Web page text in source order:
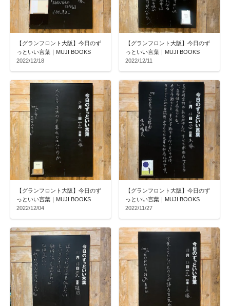
【グランフロント大阪】今日のず
っといい言葉｜MUJI BOOKS
2022/12/18
【グランフロント大阪】今日のず
っといい言葉｜MUJI BOOKS
2022/12/11
【グランフロント大阪】今日のず
っといい言葉｜MUJI BOOKS
2022/12/04
【グランフロント大阪】今日のず
っといい言葉｜MUJI BOOKS
2022/11/27